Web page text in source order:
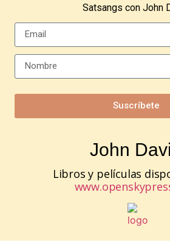
Satsangs con John
Suscríbete
John
Libros y películas